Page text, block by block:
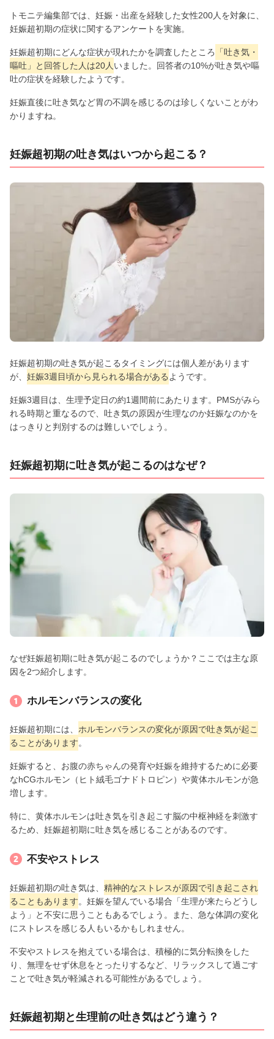
トモニテ編集部では、妊娠・出産を経験した女性200人を対象に、
妊娠超初期の症状に関するアンケートを実施。
妊娠超初期にどんな症状が現れたかを調査したところ
「吐き気・
嘔吐」と回答した人は20人 いました。回答者の10%が吐き気や嘔
吐の症状を経験したようです。
妊娠直後に吐き気など胃の不調を感じるのは珍しくないことがわ
かりますね。
妊娠超初期の吐き気はいつから起こる？
妊娠超初期の吐き気が起こるタイミングには個人差があります
が、 妊娠3週目頃から見られる場合がある ようです。
妊娠3週目は、生理予定日の約1週間前にあたります。PMSがみら
れる時期と重なるので、吐き気の原因が生理なのか妊娠なのかを
はっきりと判別するのは難しいでしょう。
妊娠超初期に吐き気が起こるのはなぜ？
なぜ妊娠超初期に吐き気が起こるのでしょうか？ここでは主な原
因を2つ紹介します。
ホルモンバランスの変化
妊娠超初期には、 ホルモンバランスの変化が原因で吐き気が起こ
ることがあります。
妊娠すると、お腹の赤ちゃんの発育や妊娠を維持するために必要
なhCGホルモン（ヒト絨毛ゴナドトロピン）や黄体ホルモンが急
増します。
特に、黄体ホルモンは吐き気を引き起こす脳の中枢神経を刺激す
るため、妊娠超初期に吐き気を感じることがあるのです。
不安やストレス
妊娠超初期の吐き気は、 精神的なストレスが原因で引き起こされ
ることもあります。妊娠を望んでいる場合「生理が来たらどうし
よう」と不安に思うこともあるでしょう。また、急な体調の変化
にストレスを感じる人もいるかもしれません。
不安やストレスを抱えている場合は、積極的に気分転換をした
り、無理をせず休息をとったりするなど、リラックスして過ごす
ことで吐き気が軽減される可能性があるでしょう。
妊娠超初期と生理前の吐き気はどう違う？